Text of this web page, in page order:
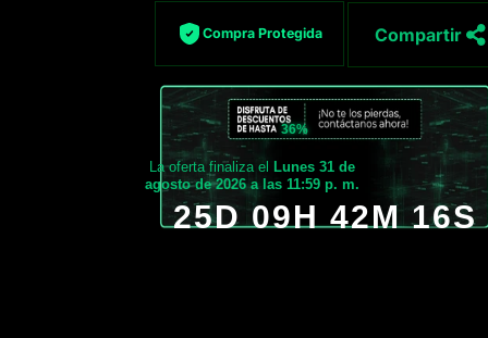
Compra Protegida Compartir
36%
La oferta finaliza el Lunes 31 de
agosto de 2026 a las 11:59 p. m.
25D 09H 42M 14S